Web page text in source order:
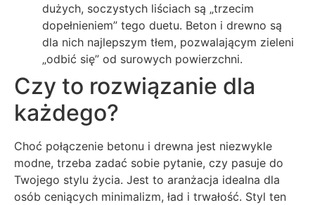
dużych, soczystych liściach są „trzecim
dopełnieniem” tego duetu. Beton i drewno są
dla nich najlepszym tłem, pozwalającym zieleni
„odbić się” od surowych powierzchni.
Czy to rozwiązanie dla
każdego?
Choć połączenie betonu i drewna jest niezwykle
modne, trzeba zadać sobie pytanie, czy pasuje do
Twojego stylu życia. Jest to aranżacja idealna dla
osób ceniących minimalizm, ład i trwałość. Styl ten